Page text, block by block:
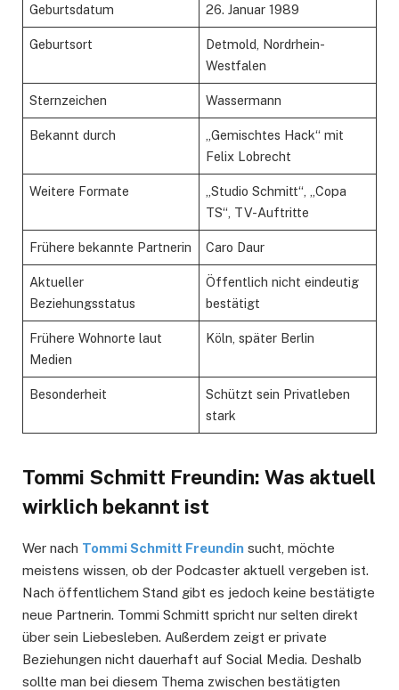
Geburtsdatum 26. Januar 1989
Geburtsort
Detmold, Nordrhein-
Westfalen
Sternzeichen Wassermann
Bekannt durch
„Gemischtes Hack“ mit
Felix Lobrecht
Weitere Formate
„Studio Schmitt“, „Copa
TS“, TV-Auftritte
Frühere bekannte Partnerin Caro Daur
Aktueller
Beziehungsstatus
Öffentlich nicht eindeutig
bestätigt
Frühere Wohnorte laut
Medien
Köln, später Berlin
Besonderheit
Schützt sein Privatleben
stark
Tommi Schmitt Freundin: Was aktuell
wirklich bekannt ist
Wer nach Tommi Schmitt Freundin sucht, möchte
meistens wissen, ob der Podcaster aktuell vergeben ist.
Nach öffentlichem Stand gibt es jedoch keine bestätigte
neue Partnerin. Tommi Schmitt spricht nur selten direkt
über sein Liebesleben. Außerdem zeigt er private
Beziehungen nicht dauerhaft auf Social Media. Deshalb
sollte man bei diesem Thema zwischen bestätigten